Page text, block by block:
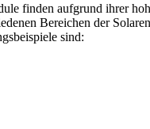
finden aufgrund ihrer
Bereichen der
sind: